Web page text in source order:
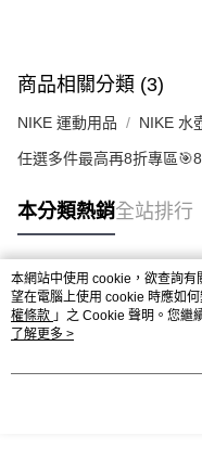
商品相關分類 (3)
NIKE 運動用品 NIKE 水
任選多件最高再8折專區
本分類熱銷全站排行
熱門標籤
本網站中使用 cookie，欲查詢
望在電腦上使用 cookie 時應如
權條款 」之 Cookie 聲明。您繼
用條款之 Cookie 聲明使用 cookie
了解更多 >